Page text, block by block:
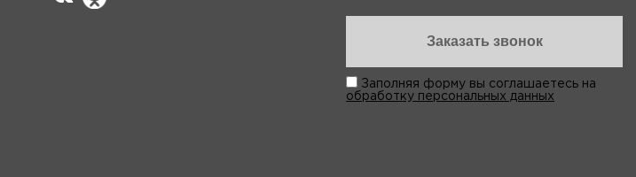
Заполняя форму вы соглашаетесь на
обработку персональных данных